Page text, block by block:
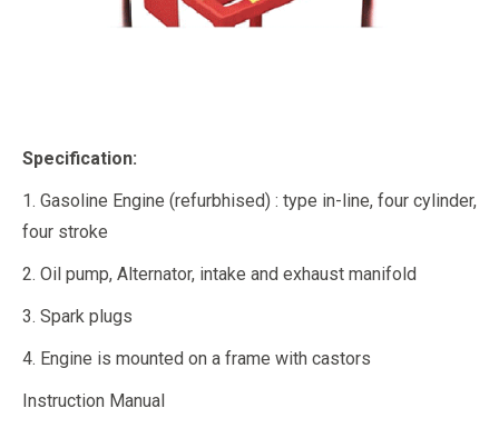
Specification:
1. Gasoline Engine (refurbhised) : type in-line, four cylinder,
four stroke
2. Oil pump, Alternator, intake and exhaust manifold
3. Spark plugs
4. Engine is mounted on a frame with castors
Instruction Manual